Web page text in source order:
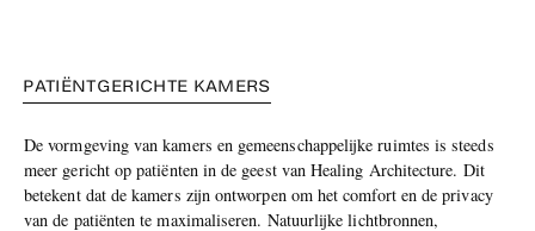
PATIËNTGERICHTE KAMERS
De vormgeving van kamers en gemeenschappelijke ruimtes is steeds
meer gericht op patiënten in de geest van Healing Architecture. Dit
betekent dat de kamers zijn ontworpen om het comfort en de privacy
van de patiënten te maximaliseren. Natuurlijke lichtbronnen,